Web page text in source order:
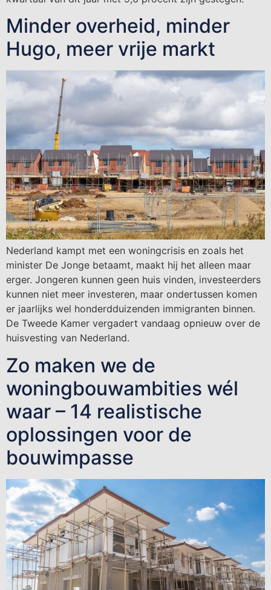
Minder overheid, minder
Hugo, meer vrije markt
Nederland kampt met een woningcrisis en zoals het
minister De Jonge betaamt, maakt hij het alleen maar
erger. Jongeren kunnen geen huis vinden, investeerders
kunnen niet meer investeren, maar ondertussen komen
er jaarlijks wel honderdduizenden immigranten binnen.
De Tweede Kamer vergadert vandaag opnieuw over de
huisvesting van Nederland.
Zo maken we de
woningbouwambities wél
waar – 14 realistische
oplossingen voor de
bouwimpasse